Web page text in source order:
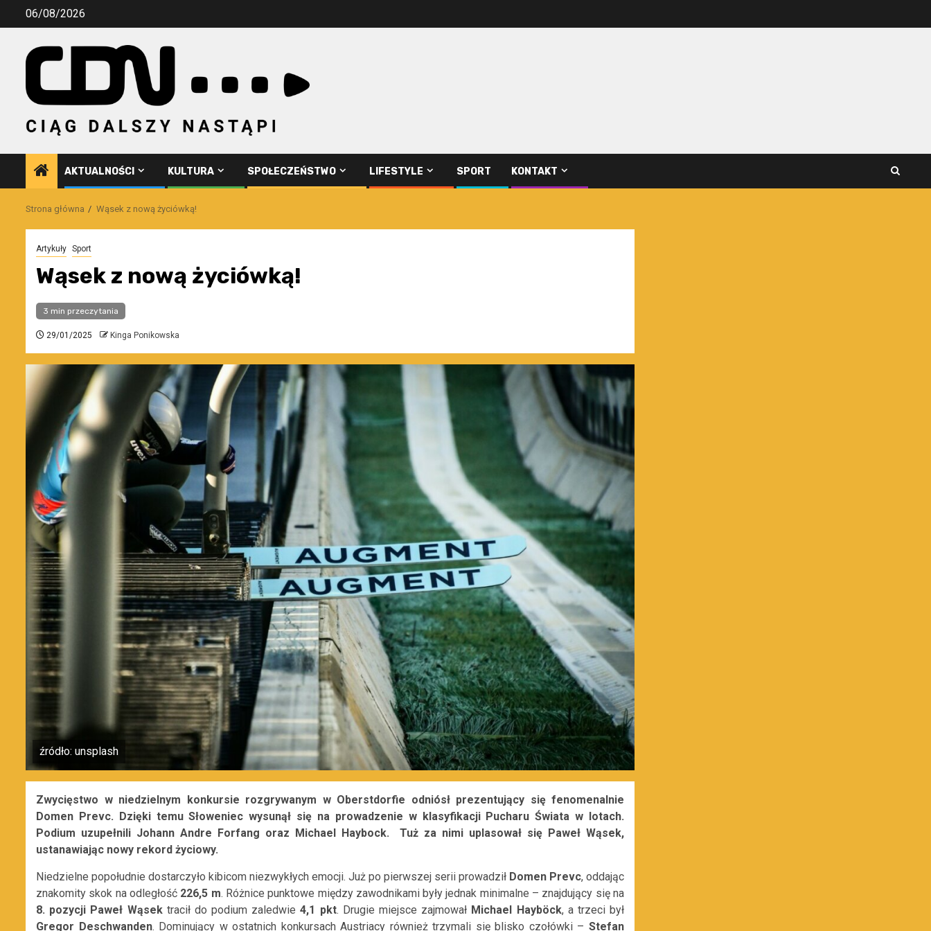
Przejdź06/08/2026
AKTUALNOŚCI KULTURA SPOŁECZEŃSTWO LIFESTYLE SPORT KONTAKT
Strona główna Wąsek z nową życiówką!
Artykuły Sport
Wąsek z nową życiówką!
3 min przeczytania
29/01/2025 Kinga Ponikowska
źródło: unsplash
Zwycięstwo w niedzielnym konkursie rozgrywanym w Oberstdorfie odniósł prezentujący się fenomenalnie
Domen Prevc. Dzięki temu Słoweniec wysunął się na prowadzenie w klasyfikacji Pucharu Świata w lotach.
Podium uzupełnili Johann Andre Forfang oraz Michael Haybock. Tuż za nimi uplasował się Paweł Wąsek,
ustanawiając nowy rekord życiowy.
Niedzielne popołudnie dostarczyło kibicom niezwykłych emocji. Już po pierwszej serii prowadził Domen Prevc, oddając
znakomity skok na odległość 226,5 m. Różnice punktowe między zawodnikami były jednak minimalne – znajdujący się na
8. pozycji Paweł Wąsektracił do podium zaledwie 4,1 pkt. Drugie miejsce zajmował Michael Hayböck, a trzeci był
Gregor Deschwanden. Dominujący w ostatnich konkursach Austriacy również trzymali się blisko czołówki –Stefan